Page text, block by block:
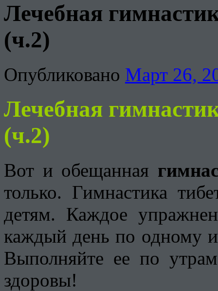
Лечебная
(ч.2)
Опубликовано Март 26,
Лечебная
(ч.2)
Вот и обещанная
только. Гимнастика
детям. Каждое
каждый день по одному
Выполняйте ее по
здоровы!